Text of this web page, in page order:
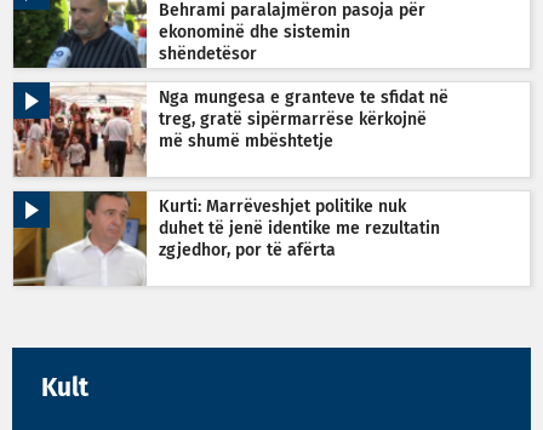
Behrami paralajmëron pasoja për
ekonominë dhe sistemin
shëndetësor
Nga mungesa e granteve te sfidat në
treg, gratë sipërmarrëse kërkojnë
më shumë mbështetje
Kurti: Marrëveshjet politike nuk
duhet të jenë identike me rezultatin
zgjedhor, por të afërta
Kult